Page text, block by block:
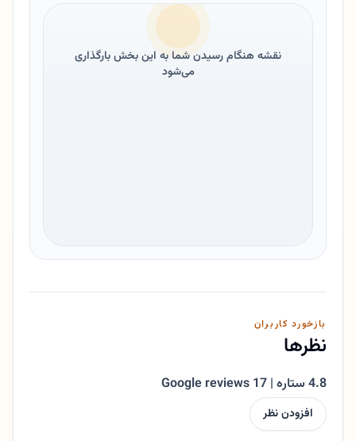
نقشه هنگام رسیدن شما به این بخش بارگذاری
می‌شود
بازخورد کاربران
نظرها
4.8 ستاره | 17 Google reviews
افزودن نظر